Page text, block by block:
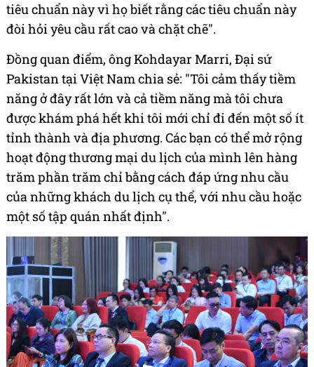
tiêu chuẩn này vì họ biết rằng các tiêu chuẩn này
đòi hỏi yêu cầu rất cao và chặt chẽ".
Đồng quan điểm, ông Kohdayar Marri, Đại sứ
Pakistan tại Việt Nam chia sẻ: "Tôi cảm thấy tiềm
năng ở đây rất lớn và cả tiềm năng mà tôi chưa
được khám phá hết khi tôi mới chỉ đi đến một số ít
tỉnh thành và địa phương. Các bạn có thể mở rộng
hoạt động thương mại du lịch của mình lên hàng
trăm phần trăm chỉ bằng cách đáp ứng nhu cầu
của những khách du lịch cụ thể, với nhu cầu hoặc
một số tập quán nhất định".